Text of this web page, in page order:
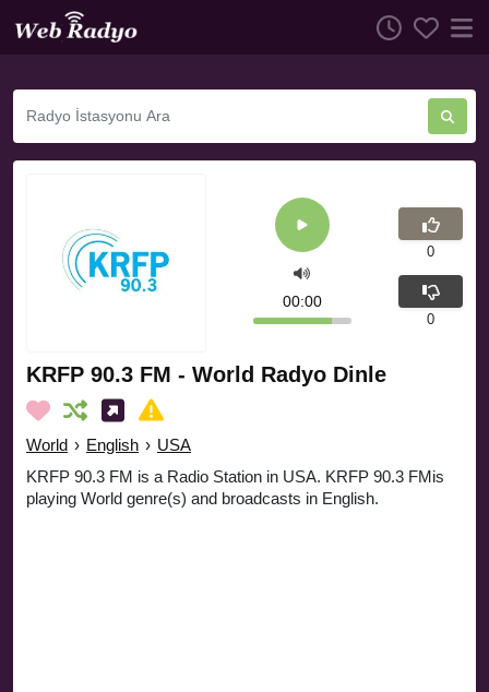
KRFP 90.3 FM - World Radyo Dinle
World › English › USA
KRFP 90.3 FM is a Radio Station in USA. KRFP 90.3 FMis
playing World genre(s) and broadcasts in English.
00:00
0
0